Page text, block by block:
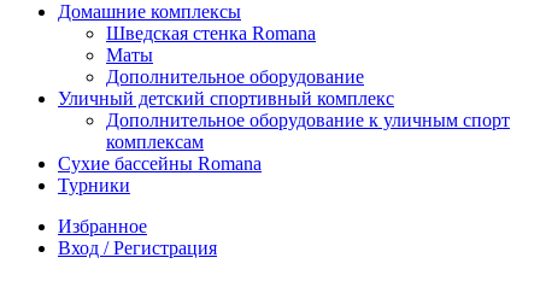
Домашние комплексы
Шведская стенка Romana
Маты
Дополнительное оборудование
Уличный детский спортивный комплекс
Дополнительное оборудование к уличным спорт
комплексам
Сухие бассейны Romana
Турники
Избранное
Вход / Регистрация